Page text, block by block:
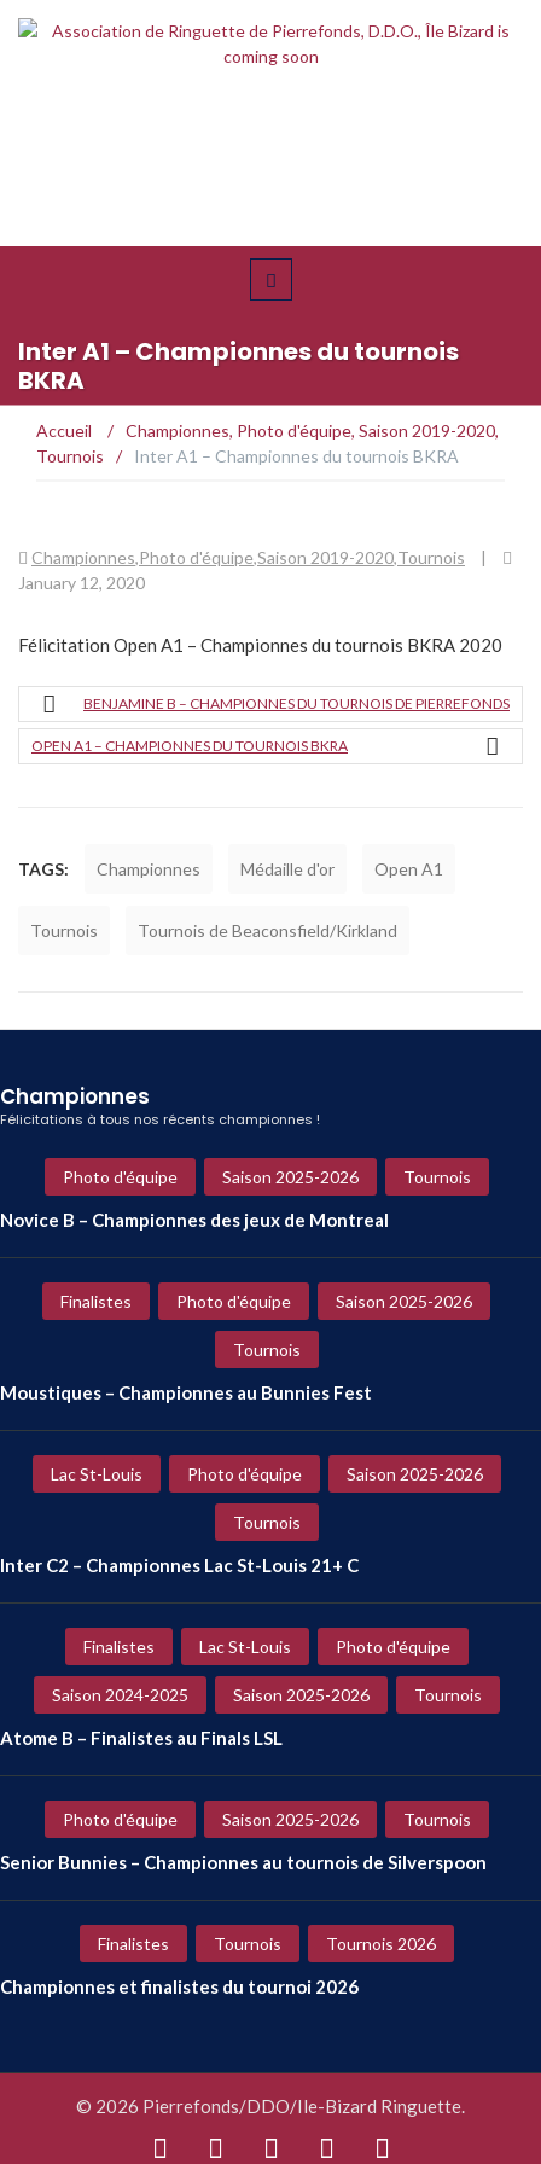
Inter A1 – Championnes du tournois
BKRA
Accueil / Championnes, Photo d'équipe, Saison 2019-2020,
Tournois
/ Inter A1 – Championnes du tournois BKRA
Championnes,Photo d'équipe,Saison 2019-2020,Tournois
|
January 12, 2020
Félicitation Open A1 – Championnes du tournois BKRA 2020
BENJAMINE B – CHAMPIONNES DU TOURNOIS DE PIERREFONDS
OPEN A1 – CHAMPIONNES DU TOURNOIS BKRA
TAGS: Championnes Médaille d'or Open A1
Tournois Tournois de Beaconsfield/Kirkland
Championnes
Félicitations à tous nos récents championnes !
Photo d'équipe Saison 2025-2026 Tournois
Novice B – Championnes des jeux de Montreal
Finalistes Photo d'équipe Saison 2025-2026
Tournois
Moustiques – Championnes au Bunnies Fest
Lac St-Louis Photo d'équipe Saison 2025-2026
Tournois
Inter C2 – Championnes Lac St-Louis 21+ C
Finalistes Lac St-Louis Photo d'équipe
Saison 2024-2025 Saison 2025-2026 Tournois
Atome B – Finalistes au Finals LSL
Photo d'équipe Saison 2025-2026 Tournois
Senior Bunnies – Championnes au tournois de Silverspoon
Finalistes Tournois Tournois 2026
Championnes et finalistes du tournoi 2026
© 2026 Pierrefonds/DDO/Ile-Bizard Ringuette.